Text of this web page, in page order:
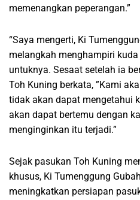
memenangkan peperangan.”
“Saya mengerti, Ki
melangkah menghampiri
untuknya. Sesaat setelah ia
Toh Kuning berkata, ”Kami
tidak akan dapat mengetahui
akan dapat bertemu dengan
menginginkan itu terjadi.”
Sejak pasukan Toh Kuning
khusus, Ki Tumenggung
meningkatkan persiapan